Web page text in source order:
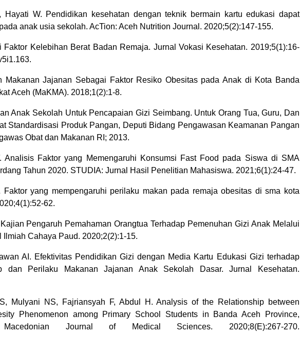
Hayati W. Pendidikan kesehatan dengan teknik bermain kartu edukasi dapat
anak usia sekolah. AcTion: Aceh Nutrition Journal. 2020;5(2):147-155.
Kelebihan Berat Badan Remaja. Jurnal Vokasi Kesehatan. 2019;5(1):16-
Makanan Jajanan Sebagai Faktor Resiko Obesitas pada Anak di Kota Banda
Aceh (MaKMA). 2018;1(2):1-8.
Anak Sekolah Untuk Pencapaian Gizi Seimbang. Untuk Orang Tua, Guru, Dan
Standardisasi Produk Pangan, Deputi Bidang Pengawasan Keamanan Pangan
Obat dan Makanan RI; 2013.
Analisis Faktor yang Memengaruhi Konsumsi Fast Food pada Siswa di SMA
Tahun 2020. STUDIA: Jurnal Hasil Penelitian Mahasiswa. 2021;6(1):24-47.
yang mempengaruhi perilaku makan pada remaja obesitas di sma kota
62.
Pengaruh Pemahaman Orangtua Terhadap Pemenuhan Gizi Anak Melalui
Cahaya Paud. 2020;2(2):1-15.
AI. Efektivitas Pendidikan Gizi dengan Media Kartu Edukasi Gizi terhadap
dan Perilaku Makanan Jajanan Anak Sekolah Dasar. Jurnal Kesehatan.
Mulyani NS, Fajriansyah F, Abdul H. Analysis of the Relationship between
Phenomenon among Primary School Students in Banda Aceh Province,
Journal of Medical Sciences. 2020;8(E):267-270.